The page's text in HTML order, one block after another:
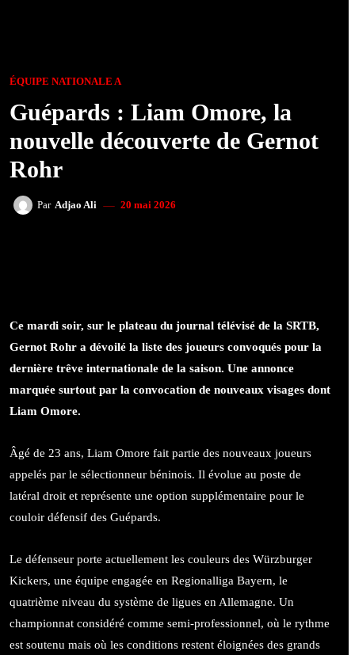
ÉQUIPE NATIONALE A
Guépards : Liam Omore, la
nouvelle découverte de Gernot
Rohr
Par Adjao Ali 20 mai 2026
Ce mardi soir, sur le plateau du journal télévisé de la SRTB,
Gernot Rohr a dévoilé la liste des joueurs convoqués pour la
dernière trêve internationale de la saison. Une annonce
marquée surtout par la convocation de nouveaux visages dont
Liam Omore.
Âgé de 23 ans, Liam Omore fait partie des nouveaux joueurs
appelés par le sélectionneur béninois. Il évolue au poste de
latéral droit et représente une option supplémentaire pour le
couloir défensif des Guépards.
Le défenseur porte actuellement les couleurs des Würzburger
Kickers, une équipe engagée en Regionalliga Bayern, le
quatrième niveau du système de ligues en Allemagne. Un
championnat considéré comme semi-professionnel, où le rythme
est soutenu mais où les conditions restent éloignées des grands